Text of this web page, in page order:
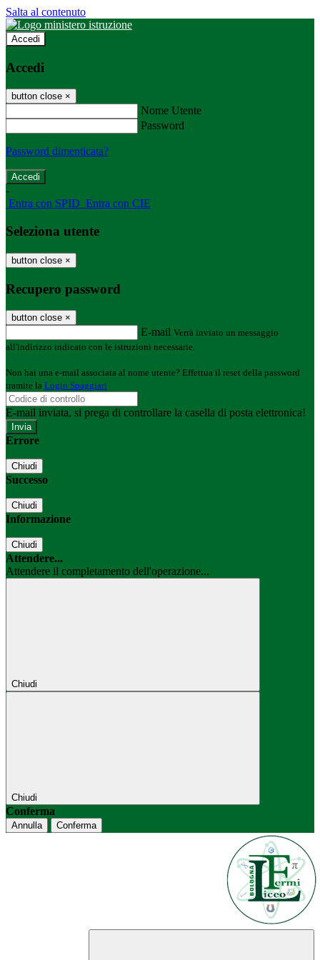
Salta al contenuto
Accedi
Accedi
button close ×
Nome Utente
Password
Password dimenticata?
-
Entra con SPID Entra con CIE
Seleziona utente
button close ×
Recupero password
button close ×
E-mail Verrà inviato un messaggio
all'indirizzo indicato con le istruzioni necessarie.
Non hai una e-mail associata al nome utente? Effettua il reset della password
tramite la Login Spaggiari
E-mail inviata, si prega di controllare la casella di posta elettronica!
Errore
Chiudi
Successo
Chiudi
Informazione
Chiudi
Attendere...
Attendere il completamento dell'operazione...
Chiudi
Chiudi
Conferma
Annulla Conferma